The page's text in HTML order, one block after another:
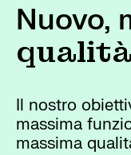
Nuovo,
qualità
Il nostro
massima
massima